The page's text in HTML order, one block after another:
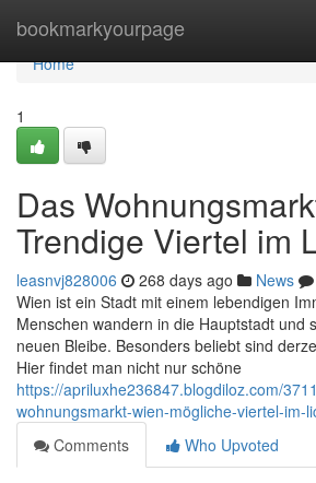
bookmarkyourpage
Home
Home
1
Das
Trendige Viertel im
leasnvj828006 268 days ago News
Wien ist ein Stadt mit einem lebendigen
Menschen wandern in die Hauptstadt und
neuen Bleibe. Besonders beliebt sind
Hier findet man nicht nur schöne
https://apriluxhe236847.blogdiloz.com/
wohnungsmarkt-wien-mögliche-viertel-im-
Comments
Who Upvoted